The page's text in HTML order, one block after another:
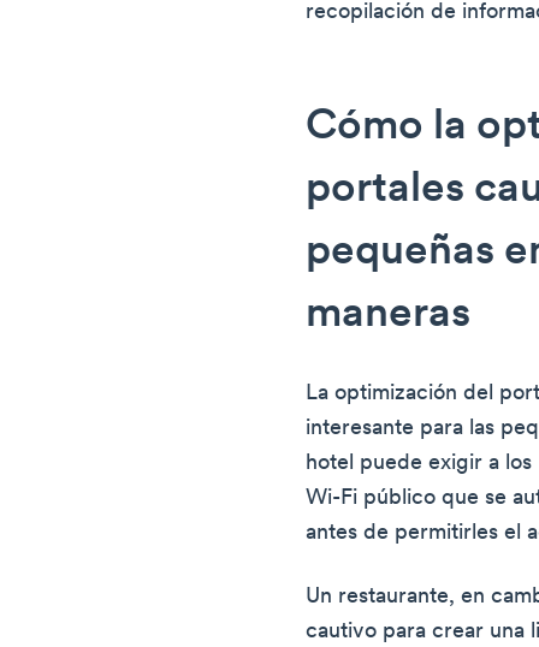
recopilación de
Cómo la
portales
pequeñas
maneras
La optimización del
interesante para las
hotel puede exigir a
Wi-Fi público que se
antes de permitirles el
Un restaurante, en
cautivo para crear una